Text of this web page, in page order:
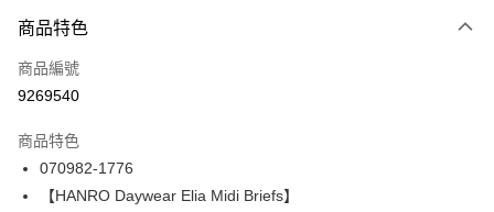
信用卡一次付款
信用卡分期付款
合作金庫商業銀行
華南商業銀行
上海商業儲蓄銀行
台北富邦商業銀行
Apple Pay
商品特色
商品編號
9269540
商品特色
070982-1776
【HANRO Daywear Elia Midi Briefs】